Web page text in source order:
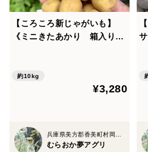
URLhttps://agri-farm.jp/
確認責任者 むらおか夢ア
連絡先 0796-80-2154
https://agri-farm.jp/
【ころころ新じゃがいも】
《ミニきたあかり 箱入り１
ズ！ 新じゃが！
約10kg
¥3,280
むらおか夢アグリ